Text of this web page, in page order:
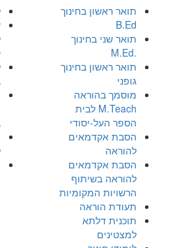
תואר ראשון בחינוך
B.Ed
תואר שני בחינוך
.M.Ed
תואר ראשון בחינוך
גופני
מוסמך בהוראה
M.Teach לבית
הספר העל-יסודי
הסבת אקדמאים
להוראה
הסבת אקדמאים
להוראה בשיתוף
הרשויות המקומיות
תעודת הוראה
תוכנית דלתא
למצטינים